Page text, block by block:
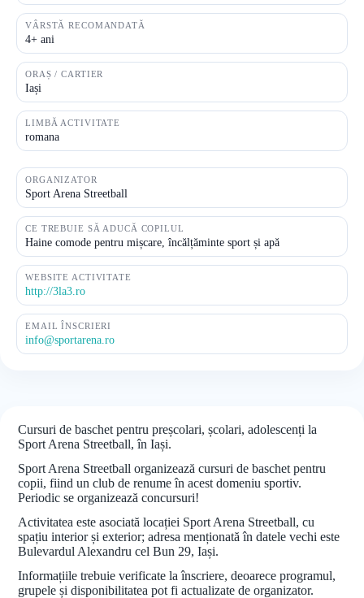
VÂRSTĂ RECOMANDATĂ
4+ ani
ORAȘ / CARTIER
Iași
LIMBĂ ACTIVITATE
romana
ORGANIZATOR
Sport Arena Streetball
CE TREBUIE SĂ ADUCĂ COPILUL
Haine comode pentru mișcare, încălțăminte sport și apă
WEBSITE ACTIVITATE
http://3la3.ro
EMAIL ÎNSCRIERI
info@sportarena.ro
Cursuri de baschet pentru preșcolari, școlari, adolescenți la
Sport Arena Streetball, în Iași.
Sport Arena Streetball organizează cursuri de baschet pentru
copii, fiind un club de renume în acest domeniu sportiv.
Periodic se organizează concursuri!
Activitatea este asociată locației Sport Arena Streetball, cu
spațiu interior și exterior; adresa menționată în datele vechi este
Bulevardul Alexandru cel Bun 29, Iași.
Informațiile trebuie verificate la înscriere, deoarece programul,
grupele și disponibilitatea pot fi actualizate de organizator.